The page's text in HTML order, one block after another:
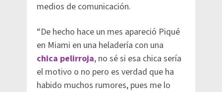
medios de comunicación.
“De hecho hace un mes apareció Piqué
en Miami en una heladería con una
chica pelirroja, no sé si esa chica sería
el motivo o no pero es verdad que ha
habido muchos rumores, pues me lo